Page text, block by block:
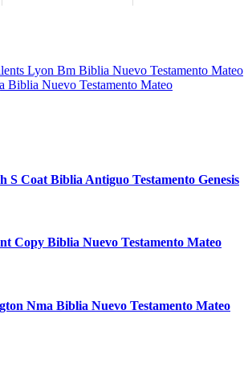
Lyon Bm Biblia Nuevo Testamento Mateo
Biblia Nuevo Testamento Mateo
Coat Biblia Antiguo Testamento Genesis
Copy Biblia Nuevo Testamento Mateo
Nma Biblia Nuevo Testamento Mateo